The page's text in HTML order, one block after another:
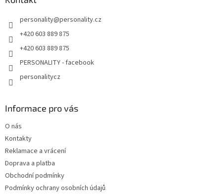
personality@personality.cz
+420 603 889 875
+420 603 889 875
PERSONALITY - facebook
personalitycz
Informace pro vás
O nás
Kontakty
Reklamace a vrácení
Doprava a platba
Obchodní podmínky
Podmínky ochrany osobních údajů